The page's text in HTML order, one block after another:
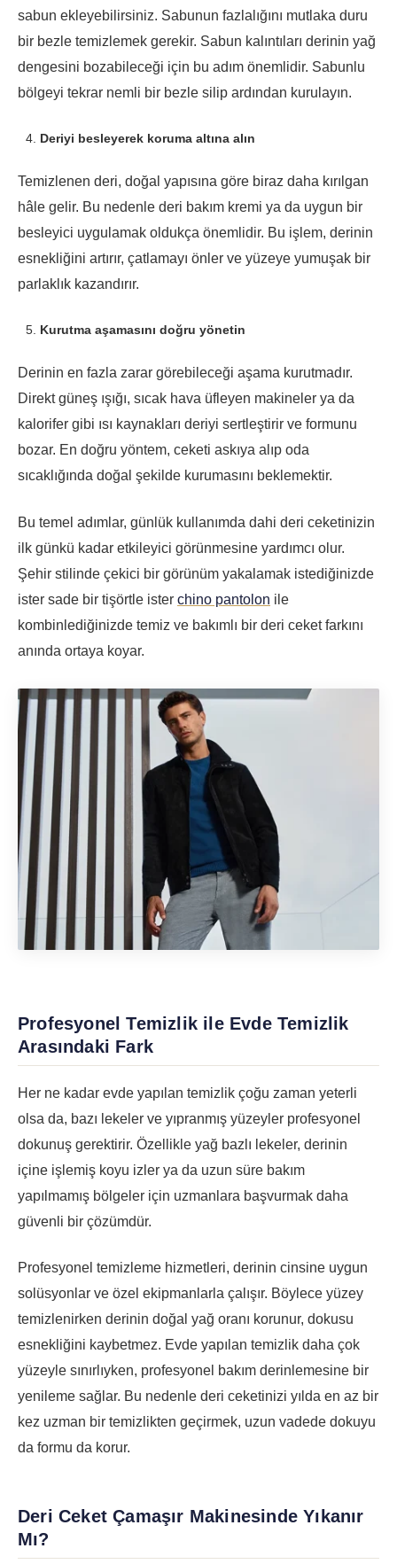
sabun ekleyebilirsiniz. Sabunun fazlalığını mutlaka duru
bir bezle temizlemek gerekir. Sabun kalıntıları derinin yağ
dengesini bozabileceği için bu adım önemlidir. Sabunlu
bölgeyi tekrar nemli bir bezle silip ardından kurulayın.
Deriyi besleyerek koruma altına alın
Temizlenen deri, doğal yapısına göre biraz daha kırılgan
hâle gelir. Bu nedenle deri bakım kremi ya da uygun bir
besleyici uygulamak oldukça önemlidir. Bu işlem, derinin
esnekliğini artırır, çatlamayı önler ve yüzeye yumuşak bir
parlaklık kazandırır.
Kurutma aşamasını doğru yönetin
Derinin en fazla zarar görebileceği aşama kurutmadır.
Direkt güneş ışığı, sıcak hava üfleyen makineler ya da
kalorifer gibi ısı kaynakları deriyi sertleştirir ve formunu
bozar. En doğru yöntem, ceketi askıya alıp oda
sıcaklığında doğal şekilde kurumasını beklemektir.
Bu temel adımlar, günlük kullanımda dahi deri ceketinizin
ilk günkü kadar etkileyici görünmesine yardımcı olur.
Şehir stilinde çekici bir görünüm yakalamak istediğinizde
ister sade bir tişörtle ister chino pantolon ile
kombinlediğinizde temiz ve bakımlı bir deri ceket farkını
anında ortaya koyar.
Profesyonel Temizlik ile Evde Temizlik
Arasındaki Fark
Her ne kadar evde yapılan temizlik çoğu zaman yeterli
olsa da, bazı lekeler ve yıpranmış yüzeyler profesyonel
dokunuş gerektirir. Özellikle yağ bazlı lekeler, derinin
içine işlemiş koyu izler ya da uzun süre bakım
yapılmamış bölgeler için uzmanlara başvurmak daha
güvenli bir çözümdür.
Profesyonel temizleme hizmetleri, derinin cinsine uygun
solüsyonlar ve özel ekipmanlarla çalışır. Böylece yüzey
temizlenirken derinin doğal yağ oranı korunur, dokusu
esnekliğini kaybetmez. Evde yapılan temizlik daha çok
yüzeyle sınırlıyken, profesyonel bakım derinlemesine bir
yenileme sağlar. Bu nedenle deri ceketinizi yılda en az bir
kez uzman bir temizlikten geçirmek, uzun vadede dokuyu
da formu da korur.
Deri Ceket Çamaşır Makinesinde Yıkanır
Mı?